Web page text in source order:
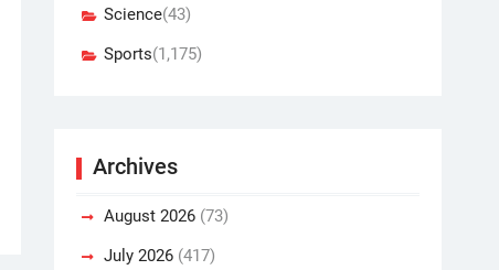
Science(43)
Sports(1,175)
Archives
August 2026 (73)
July 2026 (417)